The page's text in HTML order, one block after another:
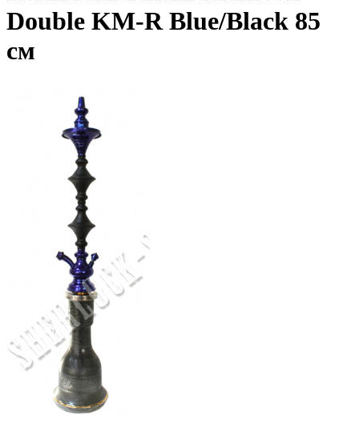
Double KM-R Blue/Black 85
см